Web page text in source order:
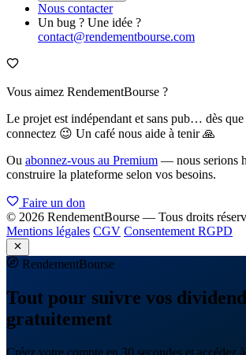
Nous contacter
Un bug ? Une idée ?
contact@rendementbourse.com
Vous aimez RendementBourse ?
Le projet est indépendant et sans pub… dès
connectez 😉 Un café nous aide à tenir 🙏
Ou abonnez-vous au Premium — nous serions
construire la plateforme selon vos besoins.
Faire un don
© 2026 RendementBourse — Tous droits
Mentions légales CGV Consentement RGPD
RendementBourse
Tout pour suivre vos
gratuitement
Créez votre compte en 30 secondes et accédez